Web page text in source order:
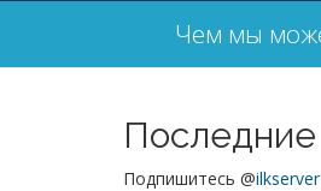
Чем мы
Последние
Подпишитесь @ilkserver